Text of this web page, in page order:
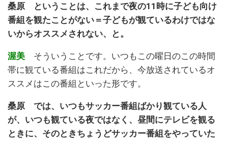
桑原 ということは、これまで夜の11時に子ども向け
番組を観たことがない＝子どもが観ているわけではな
いからオススメされない、と。
渥美 そういうことです。いつもこの曜日のこの時間
帯に観ている番組はこれだから、今放送されているオ
ススメはこの番組といった形です。
桑原 では、いつもサッカー番組ばかり観ている人
が、いつも観ている夜ではなく、昼間にテレビを観る
ときに、そのときちょうどサッカー番組をやっていた